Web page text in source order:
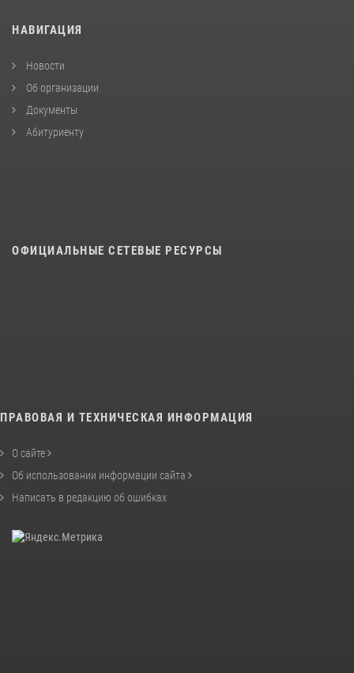
НАВИГАЦИЯ
Новости
Об организации
Документы
Абитуриенту
ОФИЦИАЛЬНЫЕ СЕТЕВЫЕ РЕСУРСЫ
ПРАВОВАЯ И ТЕХНИЧЕСКАЯ ИНФОРМАЦИЯ
О сайте
Об использовании информации сайта
Написать в редакцию об ошибках